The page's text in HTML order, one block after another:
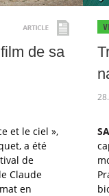
de sa
et le ciel »,
a été
de
Claude
en